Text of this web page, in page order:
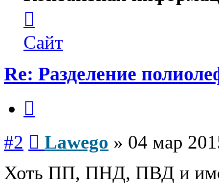
пользователя
Lawego
Сайт
Re: Разделение
#2 Lawego » 04 мар
Хоть ПП, ПНД, ПВД и